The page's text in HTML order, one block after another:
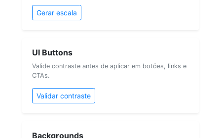
Gerar escala
UI Buttons
Valide contraste antes de aplicar em botões, links e
CTAs.
Validar contraste
Backgrounds